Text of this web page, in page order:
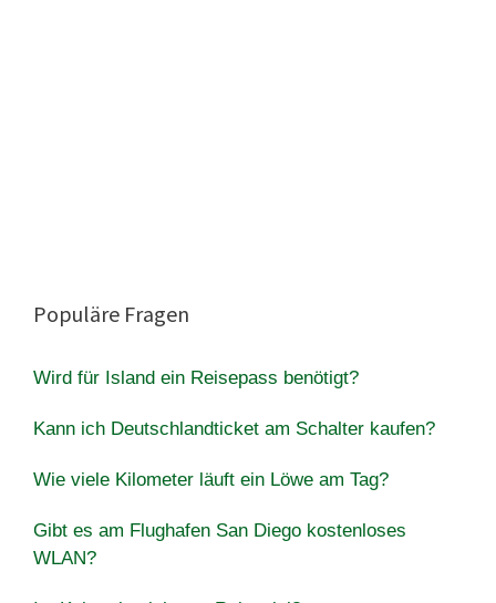
Populäre Fragen
Wird für Island ein Reisepass benötigt?
Kann ich Deutschlandticket am Schalter kaufen?
Wie viele Kilometer läuft ein Löwe am Tag?
Gibt es am Flughafen San Diego kostenloses
WLAN?